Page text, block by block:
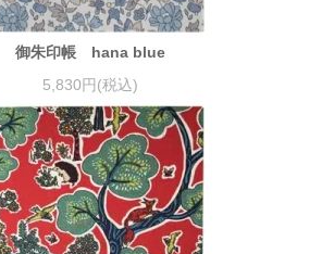
御朱印帳 hana blue
5,830円(税込)